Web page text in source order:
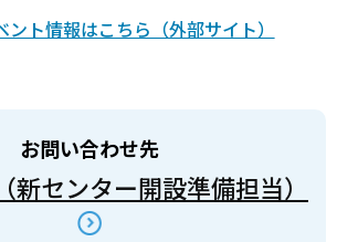
ト情報はこちら（外部サイト）
お問い合わせ先
新センター開設準備担当）